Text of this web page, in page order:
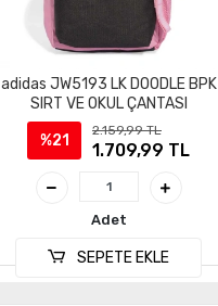
adidas JW5193 LK DOODLE BPK
SIRT VE OKUL ÇANTASI
%21
2.159,99 TL
1.709,99 TL
Adet
SEPETE EKLE